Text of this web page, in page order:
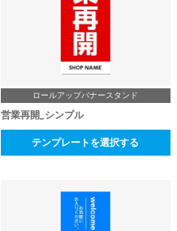
ロールアップバナースタンド
営業再開_シンプル
テンプレートを選択する